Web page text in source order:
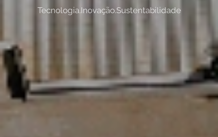
Tecnologia.Inovação.Sustentabilidade